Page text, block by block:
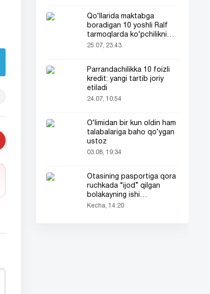
Qo‘llarida maktabga
boradigan 10 yoshli Ralf
tarmoqlarda ko‘pchilikni
ta’sirlantirdi
25.07, 23:43
Parrandachilikka 10 foizli
kredit: yangi tartib joriy
etiladi
24.07, 10:54
O‘limidan bir kun oldin ham
talabalariga baho qo‘ygan
ustoz
03.08, 19:34
Otasining pasportiga qora
ruchkada “ijod” qilgan
bolakayning ishi
barchaning diqqatini tortdi
Kecha, 14:20